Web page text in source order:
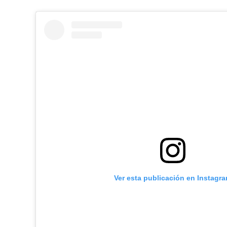
Ver esta publicación en